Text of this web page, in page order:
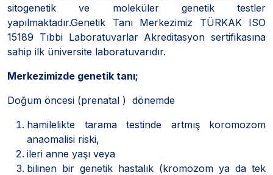
sitogenetik ve moleküler genetik testler
yapılmaktadır.Genetik Tanı Merkezimiz TÜRKAK ISO
15189 Tıbbi Laboratuvarlar Akreditasyon sertifikasına
sahip ilk üniversite laboratuvarıdır.
Merkezimizde genetik tanı;
Doğum öncesi (prenatal ) dönemde
hamilelikte tarama testinde artmış koromozom
anaomalisi riski,
ileri anne yaşı veya
bilinen bir genetik hastalık (kromozom ya da tek